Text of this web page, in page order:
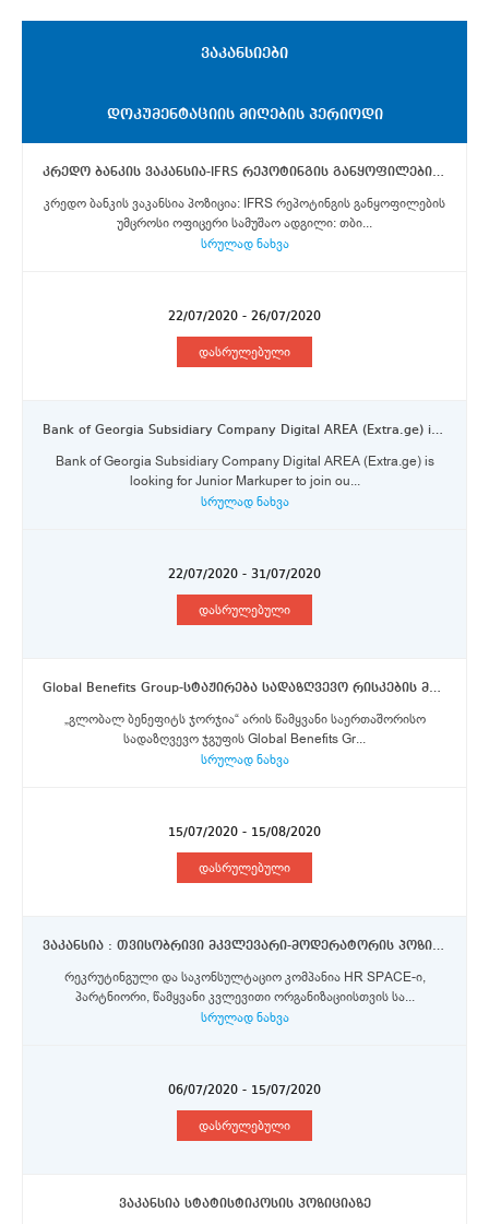
ᲕᲐᲙᲐᲜᲡᲘᲔᲑᲘ
ᲓᲝᲙᲣᲛᲔᲜᲢᲐᲪᲘᲘᲡ ᲛᲘᲦᲔᲑᲘᲡ ᲞᲔᲠᲘᲝᲓᲘ
კრედო ბანკის ვაკანსია-IFRS რეპოტინგის განყოფილების უმცროსი ოფიცერი
კრედო ბანკის ვაკანსია პოზიცია: IFRS რეპოტინგის განყოფილების
უმცროსი ოფიცერი სამუშაო ადგილი: თბი...
სრულად ნახვა
22/07/2020 - 26/07/2020
დასრულებული
Bank of Georgia Subsidiary Company Digital AREA (Extra.ge) is looking for Junior Markuper
Bank of Georgia Subsidiary Company Digital AREA (Extra.ge) is
looking for Junior Markuper to join ou...
სრულად ნახვა
22/07/2020 - 31/07/2020
დასრულებული
Global Benefits Group-სტაჟირება სადაზღვევო რისკების მართვის მიმართულებით
„გლობალ ბენეფიტს ჯორჯია“ არის წამყვანი საერთაშორისო
სადაზღვევო ჯგუფის Global Benefits Gr...
სრულად ნახვა
15/07/2020 - 15/08/2020
დასრულებული
ვაკანსია : თვისობრივი მკვლევარი-მოდერატორის პოზიციზე
რეკრუტინგული და საკონსულტაციო კომპანია HR SPACE-ი,
პარტნიორი, წამყვანი კვლევითი ორგანიზაციისთვის სა...
სრულად ნახვა
06/07/2020 - 15/07/2020
დასრულებული
ვაკანსია სტატისტიკოსის პოზიციაზე